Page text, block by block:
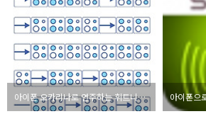
아이폰 오카리나로 연주하는 휘트니휴스턴 노래